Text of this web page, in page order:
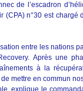
de l’escadron
(CPA) n°30 est chargé
entre les nations
Après une
à la
mettre en commun
explique le